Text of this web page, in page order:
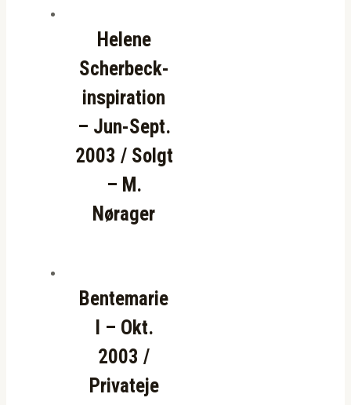
Helene
Scherbeck-
inspiration
– Jun-Sept.
2003 / Solgt
– M.
Nørager
Bentemarie
I – Okt.
2003 /
Privateje